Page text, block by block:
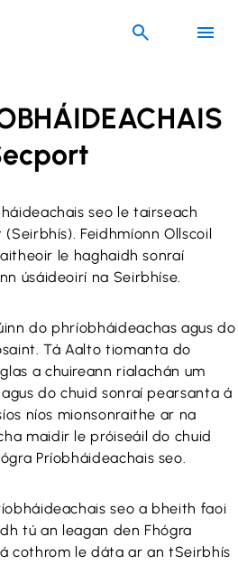
seo le tairseach
Feidhmíonn Ollscoil
le haghaidh sonraí
úsáideoirí na Seirbhíse.
do phríobháideachas agus do
Tá Aalto tiomanta do
a chuireann rialachán um
do chuid sonraí pearsanta á
níos mionsonraithe ar na
maidir le próiseáil do chuid
Príobháideachais seo.
seo a bheith faoi
tú an leagan den Fhógra
cothrom le dáta ar an tSeirbhís